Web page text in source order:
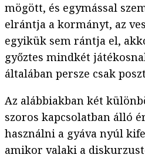
mögött, és egymással
elrántja a kormányt, az
egyikük sem rántja el,
győztes mindkét
általában persze csak
Az alábbiakban két
szoros kapcsolatban álló
használni a gyáva nyúl
amikor valaki a